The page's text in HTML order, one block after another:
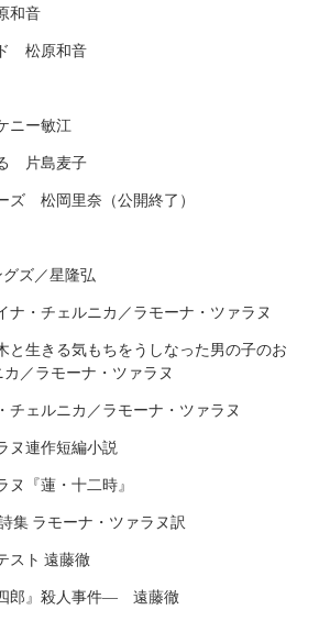
和音
松原和音
ニー敏江
片島麦子
ズ 松岡里奈（公開終了）
ズ／星隆弘
・チェルニカ／ラモーナ・ツァラヌ
と生きる気もちをうしなった男の子のお
／ラモーナ・ツァラヌ
ェルニカ／ラモーナ・ツァラヌ
ヌ連作短編小説
『蓮・十二時』
集 ラモーナ・ツァラヌ訳
スト 遠藤徹
郎』殺人事件― 遠藤徹